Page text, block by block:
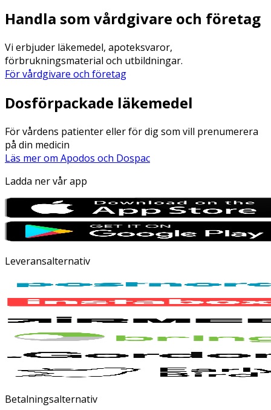
Handla som vårdgivare och företag
Vi erbjuder läkemedel, apoteksvaror,
förbrukningsmaterial och utbildningar.
För vårdgivare och företag
Dosförpackade läkemedel
För vårdens patienter eller för dig som vill prenumerera
på din medicin
Läs mer om Apodos och Dospac
Ladda ner vår app
Leveransalternativ
Betalningsalternativ